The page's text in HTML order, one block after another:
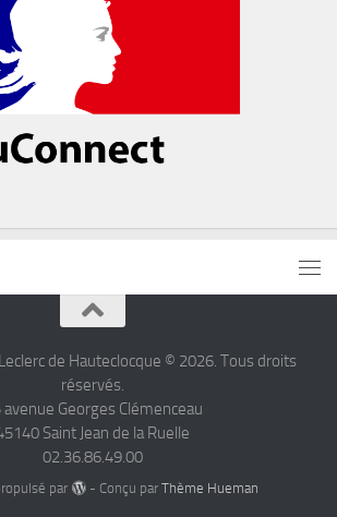
de Hauteclocque © 2026. Tous droits
réservés.
avenue Georges Clémenceau
Saint Jean de la Ruelle
02.36.86.49.00
par - Conçu par Thème Hueman